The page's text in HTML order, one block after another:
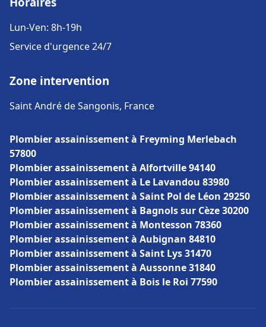
Lun-Ven: 8h-19h
Service d'urgence 24/7
Zone intervention
Saint André de Sangonis, France
Plombier assainissement à Freyming Merlebach
57800
Plombier assainissement à Alfortville 94140
Plombier assainissement à Le Lavandou 83980
Plombier assainissement à Saint Pol de Léon 29250
Plombier assainissement à Bagnols sur Cèze 30200
Plombier assainissement à Montesson 78360
Plombier assainissement à Aubignan 84810
Plombier assainissement à Saint Lys 31470
Plombier assainissement à Aussonne 31840
Plombier assainissement à Bois le Roi 77590